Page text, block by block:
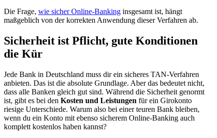
Die Frage, wie sicher Online-Banking insgesamt ist, hängt
maßgeblich von der korrekten Anwendung dieser Verfahren ab.
Sicherheit ist Pflicht, gute Konditionen
die Kür
Jede Bank in Deutschland muss dir ein sicheres TAN-Verfahren
anbieten. Das ist die absolute Grundlage. Aber das bedeutet nicht,
dass alle Banken gleich gut sind. Während die Sicherheit genormt
ist, gibt es bei den Kosten und Leistungen für ein Girokonto
riesige Unterschiede. Warum also bei einer teuren Bank bleiben,
wenn du ein Konto mit ebenso sicherem Online-Banking auch
komplett kostenlos haben kannst?